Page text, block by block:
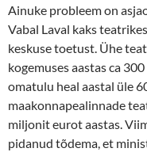
Ainuke probleem on
Vabal Laval kaks
keskuse toetust. Ühe
kogemuses aastas ca
omatulu heal aastal üle
maakonnapealinnade
miljonit eurot aastas.
pidanud tõdema, et